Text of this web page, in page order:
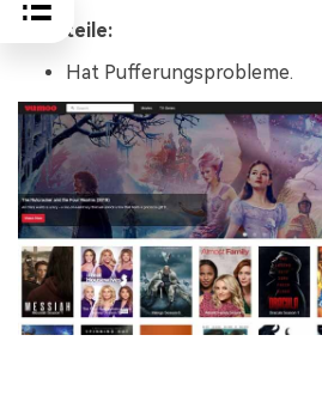
Nachteile:
Hat Pufferungsprobleme.